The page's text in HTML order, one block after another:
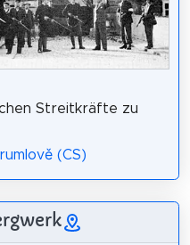
Streitkräfte zu
(CS)